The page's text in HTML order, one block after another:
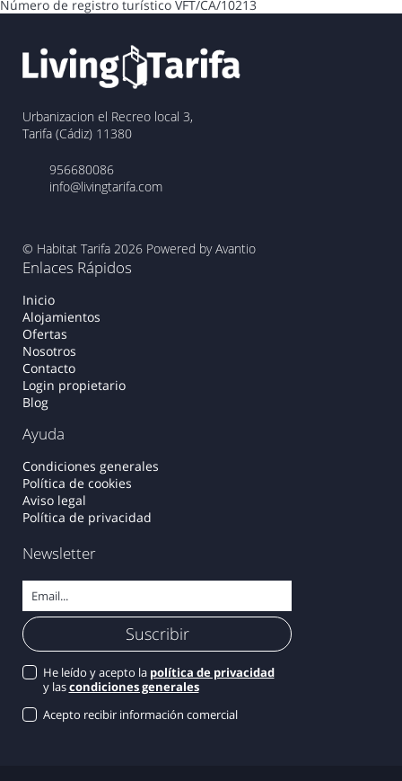
Número de registro turístico VFT/CA/10213
Urbanizacion el Recreo local 3,
Tarifa (Cádiz) 11380
956680086
info@livingtarifa.com
© Habitat Tarifa 2026 Powered by Avantio
Enlaces Rápidos
Inicio
Alojamientos
Ofertas
Nosotros
Contacto
Login propietario
Blog
Ayuda
Condiciones generales
Política de cookies
Aviso legal
Política de privacidad
Newsletter
He leído y acepto la política de privacidad
y lascondiciones generales
Acepto recibir información comercial